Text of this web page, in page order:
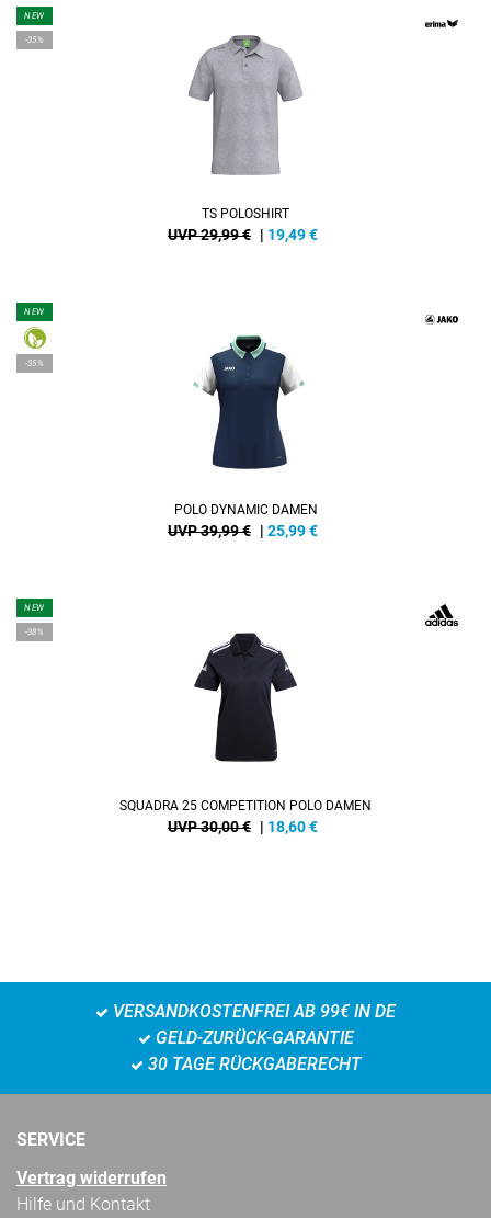
NEW
-35%
TS POLOSHIRT
UVP 29,99 € | 19,49€
NEW
-35%
POLO DYNAMIC DAMEN
UVP 39,99 € | 25,99€
NEW
-38%
SQUADRA 25 COMPETITION POLO DAMEN
UVP 30,00 € | 18,60€
VERSANDKOSTENFREI AB 99€ IN DE
GELD-ZURÜCK-GARANTIE
30 TAGE RÜCKGABERECHT
SERVICE
Vertrag widerrufen
Hilfe und Kontakt